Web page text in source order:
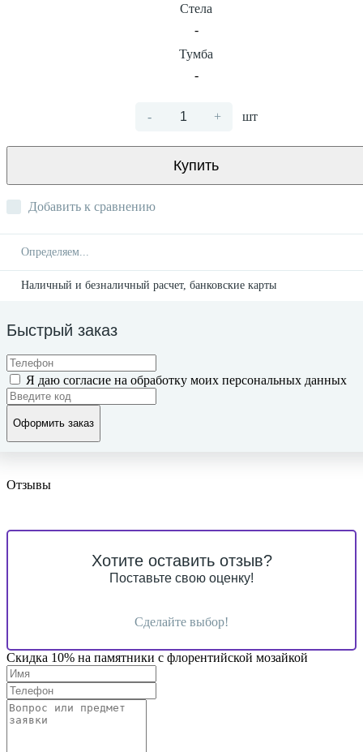
Стела
-
Тумба
-
- + шт
Купить
Добавить к сравнению
Определяем...
Наличный и безналичный расчет, банковские карты
Быстрый заказ
Я даю согласие на обработку моих персональных данных
Оформить заказ
Отзывы
Хотите оставить отзыв?
Поставьте свою оценку!
Сделайте выбор!
Скидка 10% на памятники с флорентийской мозайкой